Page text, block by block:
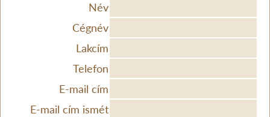
Név
Cégnév
Lakcím
Telefon
E-mail cím
E-mail cím ismét